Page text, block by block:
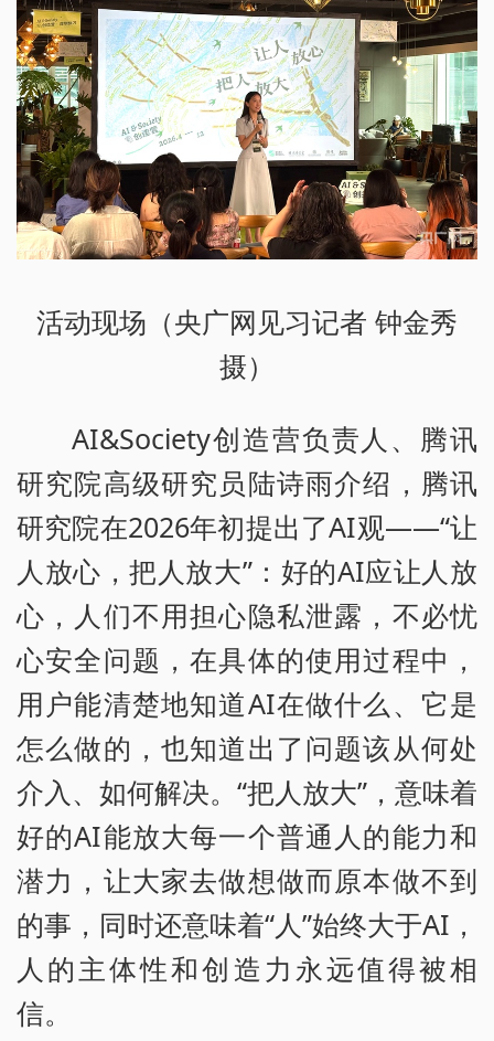
活动现场（央广网见习记者 钟金秀
摄）
AI&Society创造营负责人、腾讯
研究院高级研究员陆诗雨介绍，腾讯
研究院在2026年初提出了AI观——“让
人放心，把人放大”：好的AI应让人放
心，人们不用担心隐私泄露，不必忧
心安全问题，在具体的使用过程中，
用户能清楚地知道AI在做什么、它是
怎么做的，也知道出了问题该从何处
介入、如何解决。“把人放大”，意味着
好的AI能放大每一个普通人的能力和
潜力，让大家去做想做而原本做不到
的事，同时还意味着“人”始终大于AI，
人的主体性和创造力永远值得被相
信。